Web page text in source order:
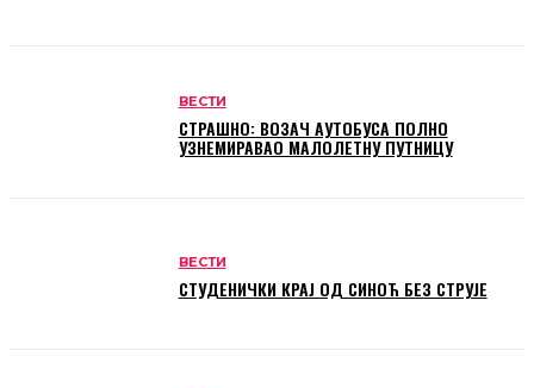
ВЕСТИ
СТРАШНО: ВОЗАЧ АУТОБУСА ПОЛНО
УЗНЕМИРАВАО МАЛОЛЕТНУ ПУТНИЦУ
ВЕСТИ
СТУДЕНИЧКИ КРАЈ ОД СИНОЋ БЕЗ СТРУЈЕ